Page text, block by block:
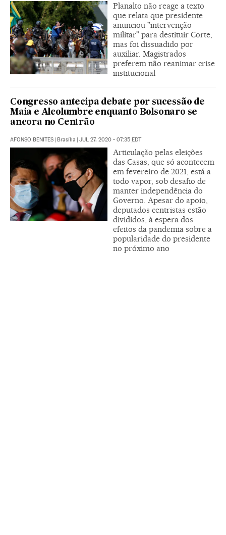
Planalto não reage a texto
que relata que presidente
anunciou "intervenção
militar" para destituir Corte,
mas foi dissuadido por
auxiliar. Magistrados
preferem não reanimar crise
institucional
Congresso antecipa debate por sucessão de
Maia e Alcolumbre enquanto Bolsonaro se
ancora no Centrão
AFONSO BENITES | Brasília | JUL 27, 2020 - 07:35 EDT
Articulação pelas eleições
das Casas, que só acontecem
em fevereiro de 2021, está a
todo vapor, sob desafio de
manter independência do
Governo. Apesar do apoio,
deputados centristas estão
divididos, à espera dos
efeitos da pandemia sobre a
popularidade do presidente
no próximo ano